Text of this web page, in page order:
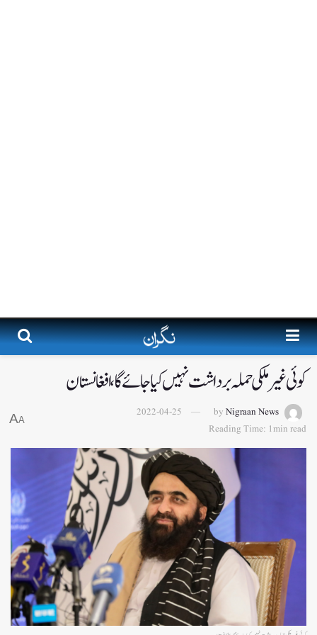
کوئی غیر ملکی حملہ برداشت نہیں کیا جائے گا، افغانستان
by Nigraan News
2022-04-25
Reading Time: 1min read
A
A